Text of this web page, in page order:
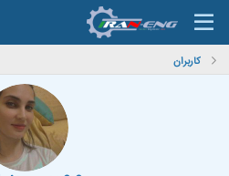
کاربران